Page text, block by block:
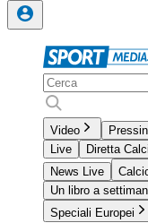
Video
Live
Diretta
News Live
Un libro a
Speciali Europei